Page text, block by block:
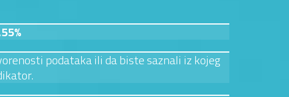
podataka ili da biste saznali iz kojeg